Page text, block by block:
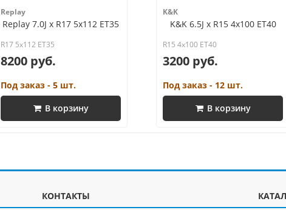
Replay
Replay 7.0J x R17 5x112 ET35
R17 5x112 ET35
8200 руб.
Под заказ - 5 шт.
В корзину
K&K
K&K 6.5J x R15 4x100 ET40
R15 4x100 ET40
3200 руб.
Под заказ - 12 шт.
В корзину
КОНТАКТЫ